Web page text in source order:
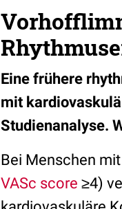
Eine frühere
mit
Studienanalyse.
Bei Menschen
VASc score ≥4)